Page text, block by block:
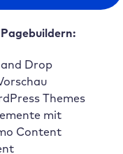
Drop
Themes
mit
Content